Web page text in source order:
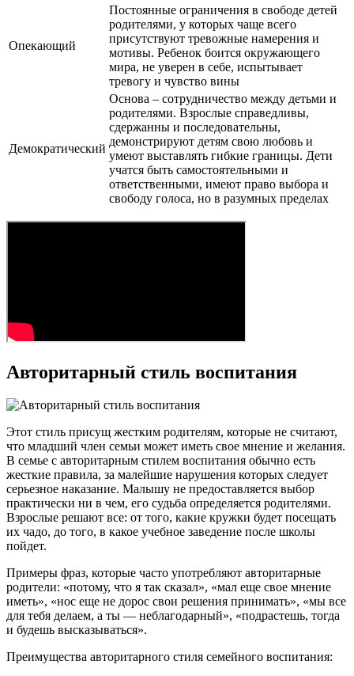
Опекающий
Постоянные ограничения в свободе детей
родителями, у которых чаще всего
присутствуют тревожные намерения и
мотивы. Ребенок боится окружающего
мира, не уверен в себе, испытывает
тревогу и чувство вины
Демократический
Основа – сотрудничество между детьми и
родителями. Взрослые справедливы,
сдержанны и последовательны,
демонстрируют детям свою любовь и
умеют выставлять гибкие границы. Дети
учатся быть самостоятельными и
ответственными, имеют право выбора и
свободу голоса, но в разумных пределах
Авторитарный стиль воспитания
Этот стиль присущ жестким родителям, которые не считают,
что младший член семьи может иметь свое мнение и желания.
В семье с авторитарным стилем воспитания обычно есть
жесткие правила, за малейшие нарушения которых следует
серьезное наказание. Малышу не предоставляется выбор
практически ни в чем, его судьба определяется родителями.
Взрослые решают все: от того, какие кружки будет посещать
их чадо, до того, в какое учебное заведение после школы
пойдет.
Примеры фраз, которые часто употребляют авторитарные
родители: «потому, что я так сказал», «мал еще свое мнение
иметь», «нос еще не дорос свои решения принимать», «мы все
для тебя делаем, а ты — неблагодарный», «подрастешь, тогда
и будешь высказываться».
Преимущества авторитарного стиля семейного воспитания: